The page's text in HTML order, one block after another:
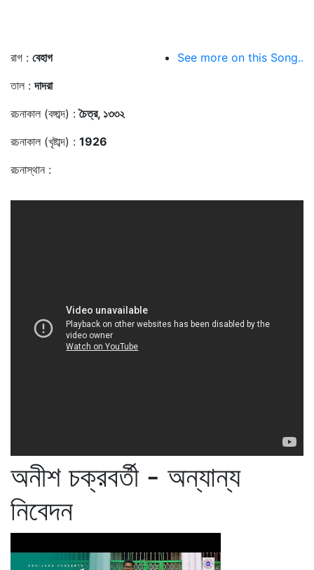
রাগ : বেহাগ
তাল :দাদরা
রচনাকাল (বঙ্গাব্দ) :চৈত্র, ১৩৩২
রচনাকাল (খৃষ্টাব্দ) : 1926
রচনাস্থান :
See more on this Song..
অনীশ চক্রবর্তী - অন্যান্য
নিবেদন